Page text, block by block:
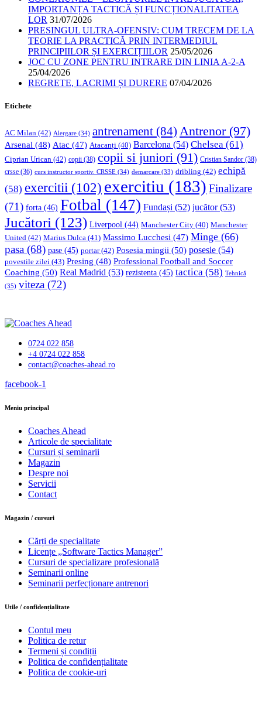
IMPORTANȚA TACTICĂ ȘI FUNCȚIONALITATEA
LOR 31/07/2026
PRESINGUL ULTRA-OFENSIV: CUM TRECEM DE LA
TEORIE LA PRACTICĂ PRIN INTERMEDIUL
PRINCIPIILOR ȘI EXERCIȚIILOR 25/05/2026
JOC CU ZONE PENTRU INTRARE DIN LINIA A-2-A
25/04/2026
REGRETE, LACRIMI ȘI DURERE 07/04/2026
Etichete
AC Milan (42) Alergare (34) antrenament (84) Antrenor(97)
Arsenal (48) Atac (47) Atacanți (40) Barcelona (54) Chelsea (61)
Ciprian Urican (42) copii (38) copii si juniori (91) Cristian Sandor (38)
crsse (36) curs instructor sportiv. CRSSE (34) demarcare (33) dribling (42) echipă
(58) exercitii (102) exercitiu (183) Finalizare
(71) forta (46) Fotbal (147) Fundași (52) jucător(53)
Jucători (123) Liverpool (44) Manchester City (40) Manchester
United (42) Marius Dulca (41) Massimo Lucchesi (47) Minge (66)
pasa (68) pase (45) portar(42) Posesia mingii (50) posesie (54)
povestile zilei (43) Presing (48) Professional Football and Soccer
Coaching (50) Real Madrid (53) rezistenta (45) tactica (58) Tehnică
(35) viteza (72)
0724 022 858
+4 0724 022 858
contact@coaches-ahead.ro
facebook-1
Meniu principal
Coaches Ahead
Articole de specialitate
Cursuri și seminarii
Magazin
Despre noi
Servicii
Contact
Magazin / cursuri
Cărți de specialitate
Licențe „Software Tactics Manager”
Cursuri de specializare profesională
Seminarii online
Seminarii perfecționare antrenori
Utile / confidențialitate
Contul meu
Politica de retur
Termeni și condiții
Politica de confidențialitate
Politica de cookie-uri